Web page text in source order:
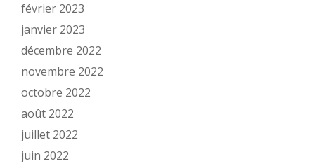
février 2023
janvier 2023
décembre 2022
novembre 2022
octobre 2022
août 2022
juillet 2022
juin 2022